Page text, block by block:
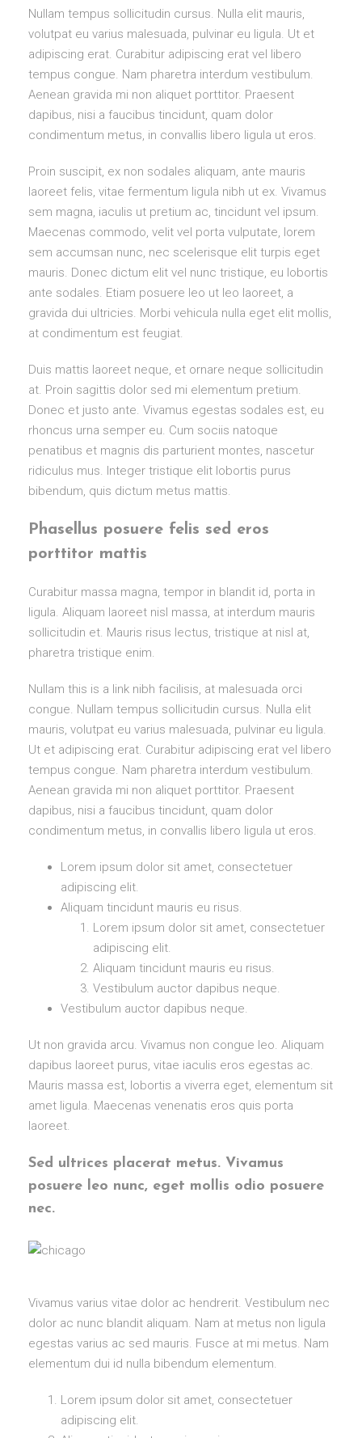
Nullam tempus sollicitudin cursus. Nulla elit mauris,
volutpat eu varius malesuada, pulvinar eu ligula. Ut et
adipiscing erat. Curabitur adipiscing erat vel libero
tempus congue. Nam pharetra interdum vestibulum.
Aenean gravida mi non aliquet porttitor. Praesent
dapibus, nisi a faucibus tincidunt, quam dolor
condimentum metus, in convallis libero ligula ut eros.
Proin suscipit, ex non sodales aliquam, ante mauris
laoreet felis, vitae fermentum ligula nibh ut ex. Vivamus
sem magna, iaculis ut pretium ac, tincidunt vel ipsum.
Maecenas commodo, velit vel porta vulputate, lorem
sem accumsan nunc, nec scelerisque elit turpis eget
mauris. Donec dictum elit vel nunc tristique, eu lobortis
ante sodales. Etiam posuere leo ut leo laoreet, a
gravida dui ultricies. Morbi vehicula nulla eget elit mollis,
at condimentum est feugiat.
Duis mattis laoreet neque, et ornare neque sollicitudin
at. Proin sagittis dolor sed mi elementum pretium.
Donec et justo ante. Vivamus egestas sodales est, eu
rhoncus urna semper eu. Cum sociis natoque
penatibus et magnis dis parturient montes, nascetur
ridiculus mus. Integer tristique elit lobortis purus
bibendum, quis dictum metus mattis.
Phasellus posuere felis sed eros
porttitor mattis
Curabitur massa magna, tempor in blandit id, porta in
ligula. Aliquam laoreet nisl massa, at interdum mauris
sollicitudin et. Mauris risus lectus, tristique at nisl at,
pharetra tristique enim.
Nullam this is a link nibh facilisis, at malesuada orci
congue. Nullam tempus sollicitudin cursus. Nulla elit
mauris, volutpat eu varius malesuada, pulvinar eu ligula.
Ut et adipiscing erat. Curabitur adipiscing erat vel libero
tempus congue. Nam pharetra interdum vestibulum.
Aenean gravida mi non aliquet porttitor. Praesent
dapibus, nisi a faucibus tincidunt, quam dolor
condimentum metus, in convallis libero ligula ut eros.
Lorem ipsum dolor sit amet, consectetuer
adipiscing elit.
Aliquam tincidunt mauris eu risus.
Lorem ipsum dolor sit amet, consectetuer
adipiscing elit.
Aliquam tincidunt mauris eu risus.
Vestibulum auctor dapibus neque.
Vestibulum auctor dapibus neque.
Ut non gravida arcu. Vivamus non congue leo. Aliquam
dapibus laoreet purus, vitae iaculis eros egestas ac.
Mauris massa est, lobortis a viverra eget, elementum sit
amet ligula. Maecenas venenatis eros quis porta
laoreet.
Sed ultrices placerat metus. Vivamus
posuere leo nunc, eget mollis odio posuere
nec.
Vivamus varius vitae dolor ac hendrerit. Vestibulum nec
dolor ac nunc blandit aliquam. Nam at metus non ligula
egestas varius ac sed mauris. Fusce at mi metus. Nam
elementum dui id nulla bibendum elementum.
Lorem ipsum dolor sit amet, consectetuer
adipiscing elit.